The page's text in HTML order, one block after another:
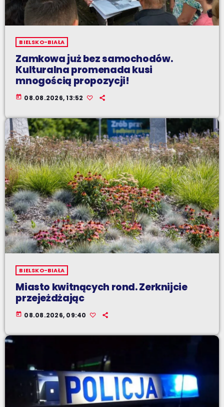
BIELSKO-BIAŁA
Zamkowa już bez samochodów.
Kulturalna promenada kusi
mnogością propozycji!
today 08.08.2026, 13:52
BIELSKO-BIAŁA
Miasto kwitnących rond. Zerknijcie
przejeżdżając
today 08.08.2026, 09:40